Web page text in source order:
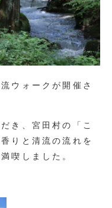
ウォークが開催さ
き、宮田村の「こ
りと清流の流れを
喫しました。